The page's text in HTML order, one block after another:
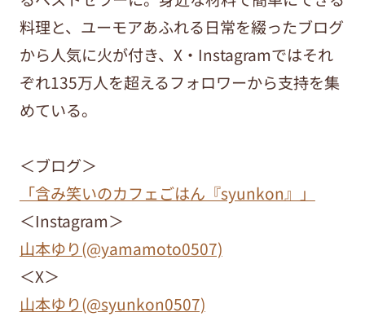
料理と、ユーモアあふれる日常を綴ったブログ
から人気に火が付き、X・Instagramではそれ
ぞれ135万人を超えるフォロワーから支持を集
めている。
＜ブログ＞
「含み笑いのカフェごはん『syunkon』」
＜Instagram＞
山本ゆり(@yamamoto0507)
＜X＞
山本ゆり(@syunkon0507)